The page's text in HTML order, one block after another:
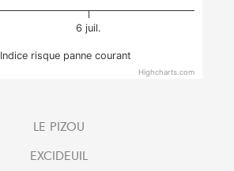
6 juil.
Indice risque panne courant
Highcharts.com
LE PIZOU
EXCIDEUIL